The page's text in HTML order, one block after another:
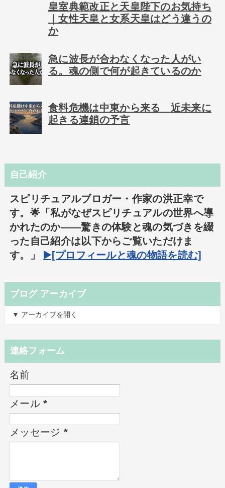
皇室典範改正と天皇陛下のお気持ち
｜女性天皇と女系天皇はどう違うの
か
急に波長が合わなくなった人がい
る。魂の側で何が起きているのか
食料危機は中東から来る 近未来に
起きる連鎖の予言
自己紹介
スピリチュアルブロガー・作家の洪正幸で
す。🌟「私がなぜスピリチュアルの世界へ導
かれたのか――驚きの体験と魂の気づきを綴
った自己紹介は以下からご覧いただけま
す。」
▶️[プロフィールと魂の物語を読む]
ブログ アーカイブ
▼ アーカイブを開く
連絡フォーム
名前
メール*
メッセージ *